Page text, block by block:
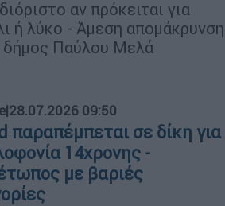
αν πρόκειται για
ή λύκο - Άμεση απομάκρυνση
δήμος Παύλου Μελά
|28.07.2026 09:50
παραπέμπεται σε δίκη για
14χρονης -
με βαριές